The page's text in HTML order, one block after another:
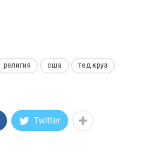
религия сша тед круз
Twitter